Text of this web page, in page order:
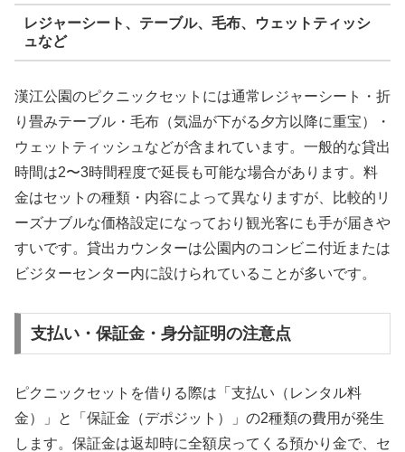
レジャーシート、テーブル、毛布、ウェットティッシ
ュなど
漢江公園のピクニックセットには通常レジャーシート・折
り畳みテーブル・毛布（気温が下がる夕方以降に重宝）・
ウェットティッシュなどが含まれています。一般的な貸出
時間は2〜3時間程度で延長も可能な場合があります。料
金はセットの種類・内容によって異なりますが、比較的リ
ーズナブルな価格設定になっており観光客にも手が届きや
すいです。貸出カウンターは公園内のコンビニ付近または
ビジターセンター内に設けられていることが多いです。
支払い・保証金・身分証明の注意点
ピクニックセットを借りる際は「支払い（レンタル料
金）」と「保証金（デポジット）」の2種類の費用が発生
します。保証金は返却時に全額戻ってくる預かり金で、セ